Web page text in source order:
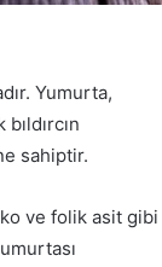
Yumurta,
sahiptir.
ve folik asit gibi